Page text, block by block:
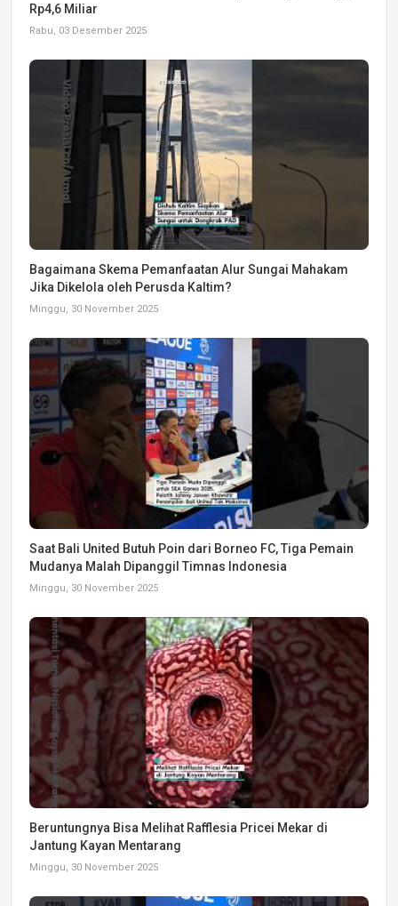
Rp4,6 Miliar
Rabu, 03 Desember 2025
Bagaimana Skema Pemanfaatan Alur Sungai Mahakam
Jika Dikelola oleh Perusda Kaltim?
Minggu, 30 November 2025
Saat Bali United Butuh Poin dari Borneo FC, Tiga Pemain
Mudanya Malah Dipanggil Timnas Indonesia
Minggu, 30 November 2025
Beruntungnya Bisa Melihat Rafflesia Pricei Mekar di
Jantung Kayan Mentarang
Minggu, 30 November 2025